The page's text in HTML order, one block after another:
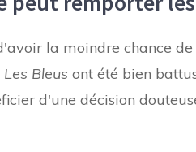
la moindre chance
Les Bleus ont été bien
d'une décision